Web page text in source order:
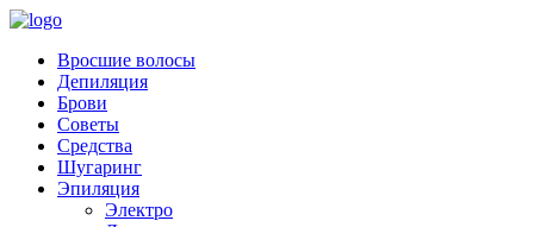
Вросшие волосы
Депиляция
Брови
Советы
Средства
Шугаринг
Эпиляция
Электро